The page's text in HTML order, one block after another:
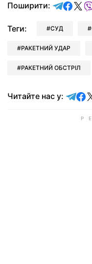
Поширити:
Теги: СУД
РАКЕТНИЙ УДАР
РАКЕТНИЙ ОБСТРІЛ
Читайте нас у: